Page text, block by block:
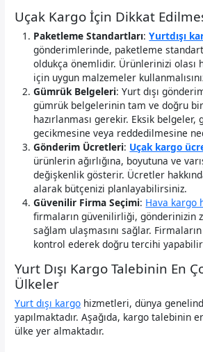
Uçak Kargo İçin Dikkat
Paketleme Standartları:Yurtdışı
gönderimlerinde, paketleme
oldukça önemlidir. Ürünlerinizi olası
için uygun malzemeler
Gümrük Belgeleri: Yurt dışı
gümrük belgelerinin tam ve doğru
hazırlanması gerekir. Eksik belgeler,
gecikmesine veya reddedilmesine
Gönderim Ücretleri: Uçak kargo
ürünlerin ağırlığına, boyutuna ve
değişkenlik gösterir. Ücretler
alarak bütçenizi planlayabilirsiniz.
Güvenilir Firma Seçimi: Hava kargo
firmaların güvenilirliği, gönderinizin
sağlam ulaşmasını sağlar.
kontrol ederek doğru tercihi
Yurt Dışı Kargo Talebinin En
Ülkeler
Yurt dışı kargo hizmetleri, dünya
yapılmaktadır. Aşağıda, kargo talebinin
ülke yer almaktadır.